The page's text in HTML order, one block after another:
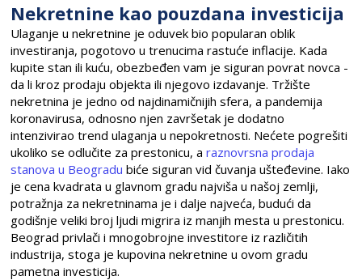
Nekretnine kao pouzdana investicija
Ulaganje u nekretnine je oduvek bio popularan oblik
investiranja, pogotovo u trenucima rastuće inflacije. Kada
kupite stan ili kuću, obezbeđen vam je siguran povrat novca -
da li kroz prodaju objekta ili njegovo izdavanje. Tržište
nekretnina je jedno od najdinamičnijih sfera, a pandemija
koronavirusa, odnosno njen završetak je dodatno
intenzivirao trend ulaganja u nepokretnosti. Nećete pogrešiti
ukoliko se odlučite za prestonicu, araznovrsna prodaja
stanova u Beogradu biće siguran vid čuvanja ušteđevine. Iako
je cena kvadrata u glavnom gradu najviša u našoj zemlji,
potražnja za nekretninama je i dalje najveća, budući da
godišnje veliki broj ljudi migrira iz manjih mesta u prestonicu.
Beograd privlači i mnogobrojne investitore iz različitih
industrija, stoga je kupovina nekretnine u ovom gradu
pametna investicija.